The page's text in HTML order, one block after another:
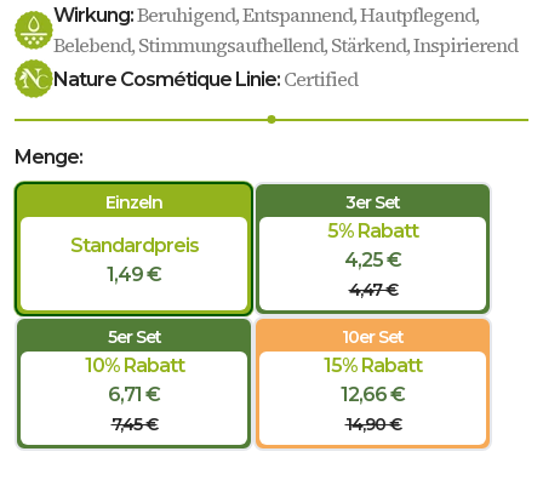
Wirkung:Beruhigend, Entspannend, Hautpflegend,
Belebend, Stimmungsaufhellend, Stärkend, Inspirierend
Nature Cosmétique Linie: Certified
Menge:
Einzeln
Standardpreis
1,49 €
3er Set
5% Rabatt
4,25 €
4,47 €
5er Set
10% Rabatt
6,71 €
7,45 €
10er Set
15% Rabatt
12,66 €
14,90 €